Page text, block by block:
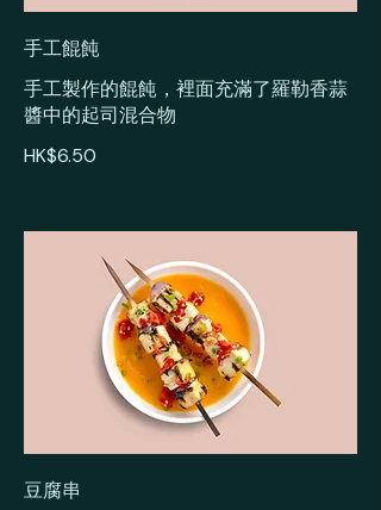
手工餛飩
手工製作的餛飩，裡面充滿了羅勒香蒜
醬中的起司混合物
HK$6.50
豆腐串